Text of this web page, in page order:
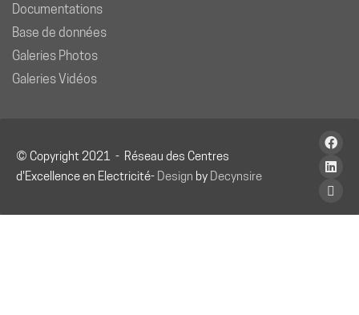
Documentations
Base de données
Galeries Photos
Galeries Vidéos
© Copyright 2021 - Réseau des Centres
d'Excellence en Electricité- Design by Decynsire